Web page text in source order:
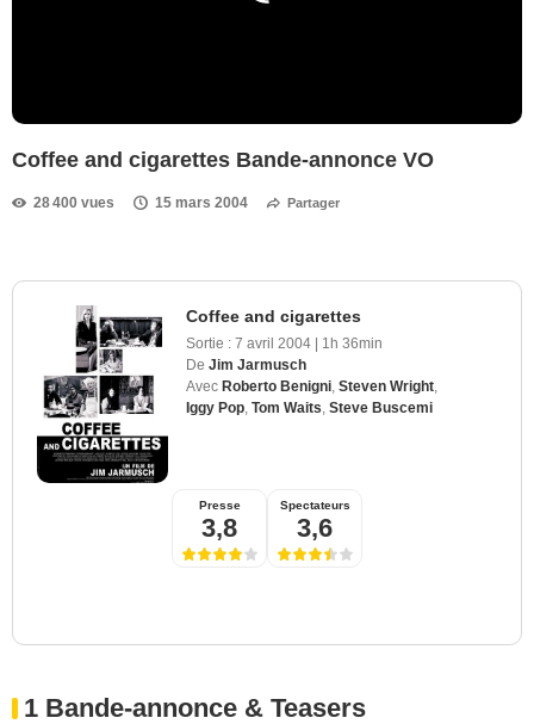
Coffee and cigarettes Bande-annonce VO
28 400 vues 15 mars 2004 Partager
Coffee and cigarettes
Sortie : 7 avril 2004 | 1h 36min
De Jim Jarmusch
Avec Roberto Benigni Steven Wright
Iggy Pop Tom Waits Steve Buscemi
Presse
3,8
Spectateurs
3,6
1 Bande-annonce & Teasers